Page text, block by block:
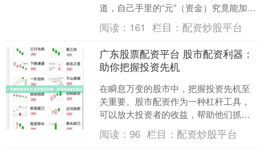
道，自己手里的“元”（资金）究竟能加上
多少杠杆免息配资开户，来博取更大的
收益。本文将详细解....
阅读： 161 栏目： 配资炒股平台
广东股票配资平台 股市配资利器：
助你把握投资先机
在瞬息万变的股市中，把握投资先机至
关重要。股市配资作为一种杠杆工具，
可以放大投资者的收益，帮助他们抓住
市场机遇。 * **轻松杠杆：**配资平台提
供高达10倍的....
阅读：96 栏目： 配资炒股平台